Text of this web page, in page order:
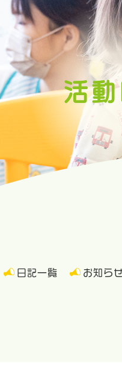
活
日記一覧 お知ら